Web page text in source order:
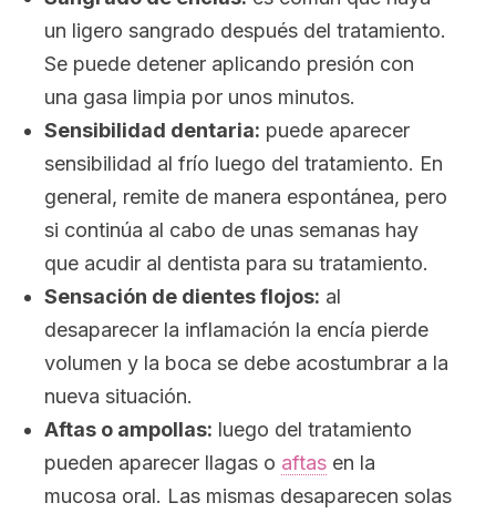
un ligero sangrado después del tratamiento.
Se puede detener aplicando presión con
una gasa limpia por unos minutos.
Sensibilidad dentaria: puede aparecer
sensibilidad al frío luego del tratamiento. En
general, remite de manera espontánea, pero
si continúa al cabo de unas semanas hay
que acudir al dentista para su tratamiento.
Sensación de dientes flojos: al
desaparecer la inflamación la encía pierde
volumen y la boca se debe acostumbrar a la
nueva situación.
Aftas o ampollas: luego del tratamiento
pueden aparecer llagas o aftas en la
mucosa oral. Las mismas desaparecen solas